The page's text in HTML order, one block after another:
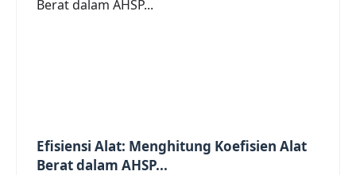
Efisiensi Alat: Menghitung Koefisien Alat
Berat dalam AHSP...